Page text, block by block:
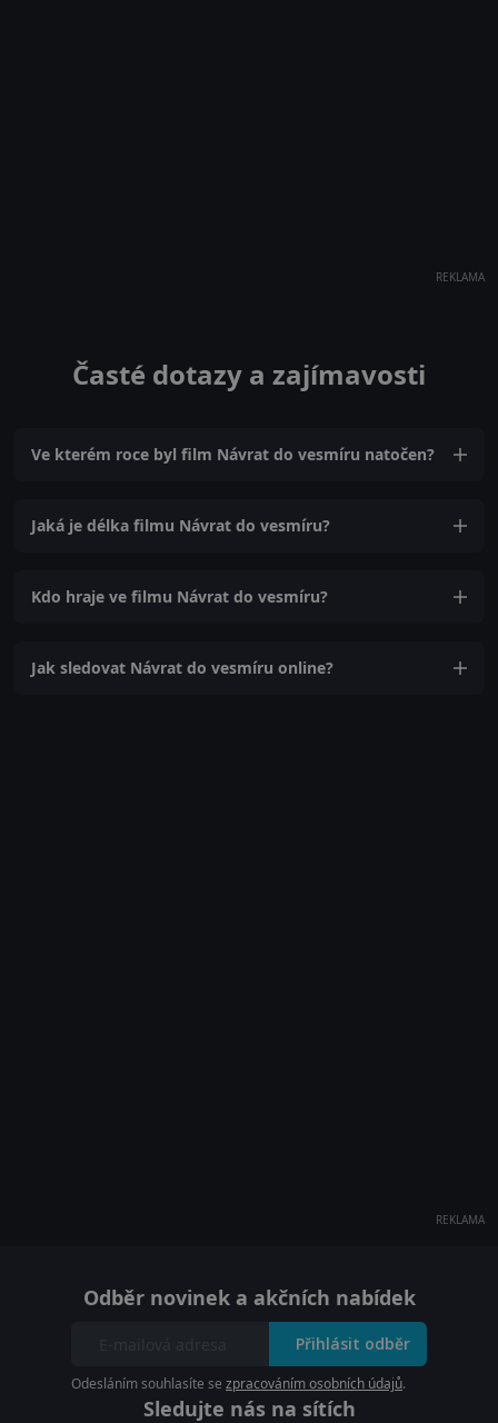
REKLAMA
Časté dotazy a zajímavosti
Ve kterém roce byl film Návrat do vesmíru natočen?
Jaká je délka filmu Návrat do vesmíru?
Kdo hraje ve filmu Návrat do vesmíru?
Jak sledovat Návrat do vesmíru online?
REKLAMA
Odběr novinek a akčních nabídek
Přihlásit odběr
Odesláním souhlasíte se zpracováním osobních údajů.
Sledujte nás na sítích